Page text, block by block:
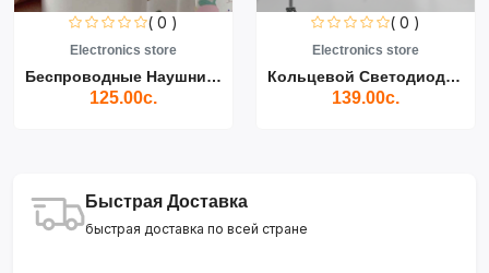
( 0 )
Electronics store
Беспроводные Наушники Air...
125.00с.
( 0 )
Electronics store
Кольцевой Светодиодный Св...
139.00с.
Быстрая Доставка
быстрая доставка по всей стране